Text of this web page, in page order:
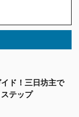
ド！三日坊主で
テップ